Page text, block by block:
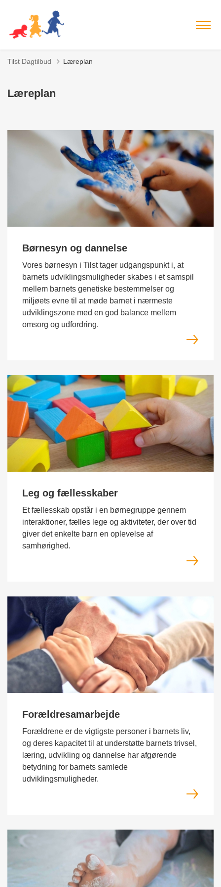
Tilst Dagtilbud Læreplan
Læreplan
Børnesyn og dannelse
Vores børnesyn i Tilst tager udgangspunkt i, at
barnets udviklingsmuligheder skabes i et samspil
mellem barnets genetiske bestemmelser og
miljøets evne til at møde barnet i nærmeste
udviklingszone med en god balance mellem
omsorg og udfordring.
Leg og fællesskaber
Et fællesskab opstår i en børnegruppe gennem
interaktioner, fælles lege og aktiviteter, der over tid
giver det enkelte barn en oplevelse af
samhørighed.
Forældresamarbejde
Forældrene er de vigtigste personer i barnets liv,
og deres kapacitet til at understøtte barnets trivsel,
læring, udvikling og dannelse har afgørende
betydning for barnets samlede
udviklingsmuligheder.